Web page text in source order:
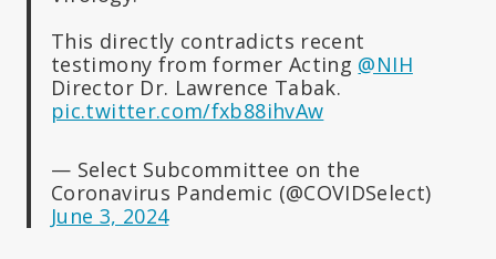
This directly contradicts recent
testimony from former Acting @NIH
Director Dr. Lawrence Tabak.
pic.twitter.com/fxb88ihvAw
— Select Subcommittee on the
Coronavirus Pandemic (@COVIDSelect)
June 3, 2024